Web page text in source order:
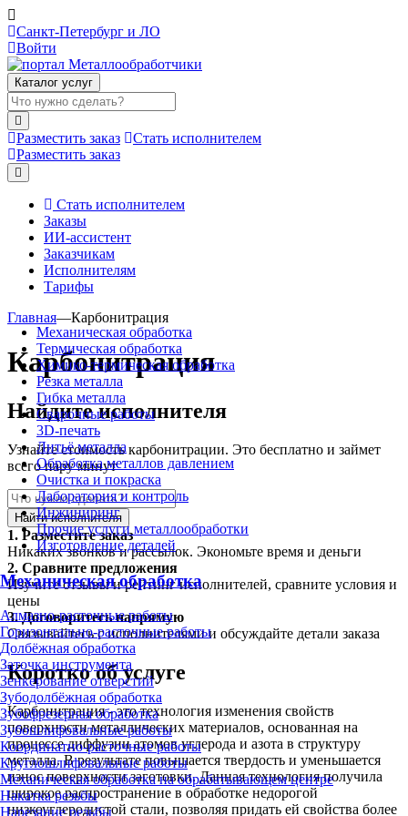
Санкт-Петербург и ЛО
Войти
Каталог услуг
Разместить заказ
Стать исполнителем
Разместить заказ
Стать исполнителем
Заказы
ИИ-ассистент
Заказчикам
Исполнителям
Тарифы
Механическая обработка
Термическая обработка
Химико-термическая обработка
Резка металла
Гибка металла
Сварочные работы
3D-печать
Литьё металла
Обработка металлов давлением
Очистка и покраска
Лаборатория и контроль
Инжиниринг
Прочие услуги металлообработки
Изготовление деталей
Механическая обработка
Алмазно-расточные работы
Горизонтально-расточные работы
Долбёжная обработка
Заточка инструмента
Зенкерование отверстий
Зубодолбёжная обработка
Зубофрезерная обработка
Зубошлифовальные работы
Координатно-расточные работы
Круглошлифовальные работы
Механическая обработка на обрабатывающем центре
Накатка резьбы
Нарезание резьбы
Главная—Карбонитрация
Карбонитрация
Найдите исполнителя
Узнайте стоимость карбонитрации. Это бесплатно и займет
всего пару минут
Найти исполнителя
1. Разместите заказ
Никаких звонков и рассылок. Экономьте время и деньги
2. Сравните предложения
Изучите отзывы и рейтинг исполнителей, сравните условия и
цены
3.Договоритесь напрямую
Связывайтесь с исполнителями и обсуждайте детали заказа
Коротко об услуге
Карбонитрация - это технология изменения свойств
поверхности металлических материалов, основанная на
процессе диффузии атомов углерода и азота в структуру
металла. В результате повышается твердость и уменьшается
износ поверхности заготовки. Данная технология получила
широкое распространение в обработке недорогой
низкоуглеродистой стали, позволяя придать ей свойства более